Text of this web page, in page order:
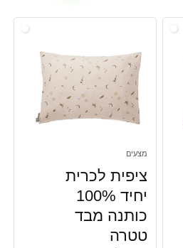
מצעים
ציפית לכרית
יחיד 100%
כותנה מבד
טטרה